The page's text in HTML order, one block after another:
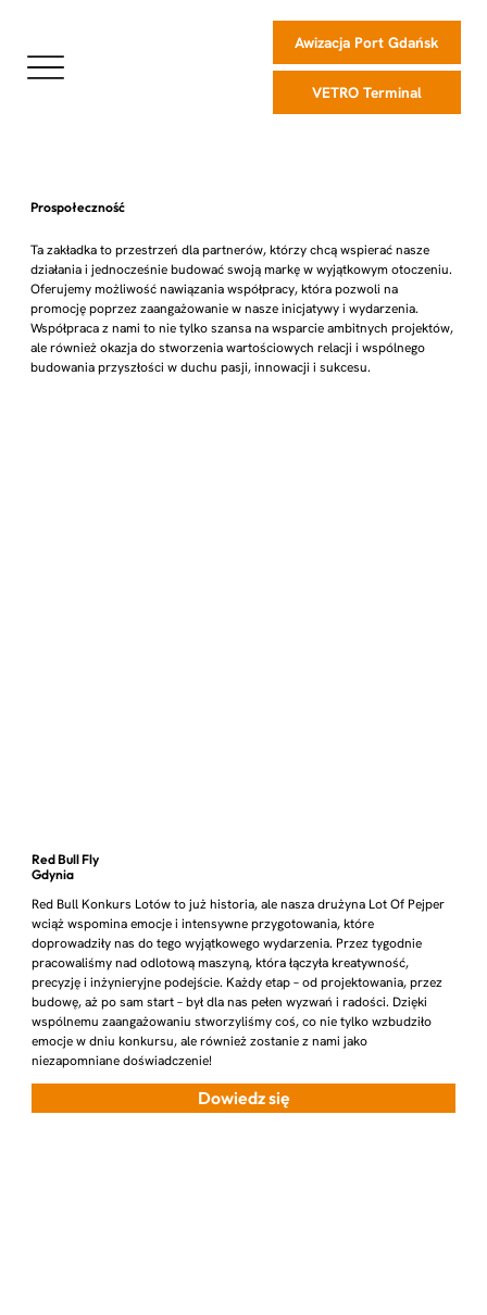
Awizacja Port Gdańsk
VETRO Terminal
Prospołeczność
Ta zakładka to przestrzeń dla partnerów, którzy chcą wspierać nasze
działania i jednocześnie budować swoją markę w wyjątkowym otoczeniu.
Oferujemy możliwość nawiązania współpracy, która pozwoli na
promocję poprzez zaangażowanie w nasze inicjatywy i wydarzenia.
Współpraca z nami to nie tylko szansa na wsparcie ambitnych projektów,
ale również okazja do stworzenia wartościowych relacji i wspólnego
budowania przyszłości w duchu pasji, innowacji i sukcesu.
Red Bull Fly
Gdynia
Red Bull Konkurs Lotów to już historia, ale nasza drużyna Lot Of Pejper
wciąż wspomina emocje i intensywne przygotowania, które
doprowadziły nas do tego wyjątkowego wydarzenia. Przez tygodnie
pracowaliśmy nad odlotową maszyną, która łączyła kreatywność,
precyzję i inżynieryjne podejście. Każdy etap – od projektowania, przez
budowę, aż po sam start – był dla nas pełen wyzwań i radości. Dzięki
wspólnemu zaangażowaniu stworzyliśmy coś, co nie tylko wzbudziło
emocje w dniu konkursu, ale również zostanie z nami jako
niezapomniane doświadczenie!
Dowiedz się